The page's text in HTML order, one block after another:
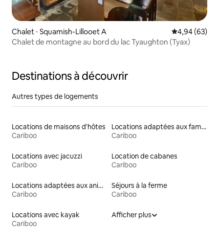
Chalet ⋅ Squamish-Lillooet A Évaluation
4,94 (63)
Chalet de montagne au bord du lac Tyaughton (Tyax)
Destinations à découvrir
Autres types de logements
Locations de maisons d'hôtes
Cariboo
Locations adaptées aux familles
Cariboo
Locations avec jacuzzi
Cariboo
Location de cabanes
Cariboo
Locations adaptées aux animaux
Cariboo
Séjours à la ferme
Cariboo
Locations avec kayak
Cariboo
Afficher plus